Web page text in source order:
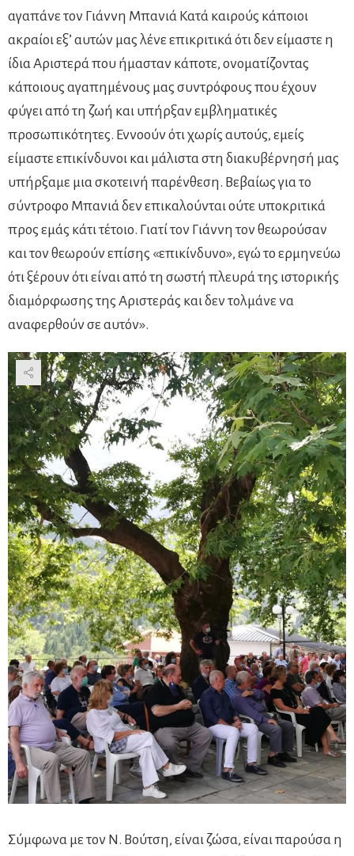
αγαπάνε τον Γιάννη Μπανιά Κατά καιρούς κάποιοι
ακραίοι εξ’ αυτών μας λένε επικριτικά ότι δεν είμαστε η
ίδια Αριστερά που ήμασταν κάποτε, ονοματίζοντας
κάποιους αγαπημένους μας συντρόφους που έχουν
φύγει από τη ζωή και υπήρξαν εμβληματικές
προσωπικότητες. Εννοούν ότι χωρίς αυτούς, εμείς
είμαστε επικίνδυνοι και μάλιστα στη διακυβέρνησή μας
υπήρξαμε μια σκοτεινή παρένθεση. Βεβαίως για το
σύντροφο Μπανιά δεν επικαλούνται ούτε υποκριτικά
προς εμάς κάτι τέτοιο. Γιατί τον Γιάννη τον θεωρούσαν
και τον θεωρούν επίσης «επικίνδυνο», εγώ το ερμηνεύω
ότι ξέρουν ότι είναι από τη σωστή πλευρά της ιστορικής
διαμόρφωσης της Αριστεράς και δεν τολμάνε να
αναφερθούν σε αυτόν».
Σύμφωνα με τον Ν. Βούτση, είναι ζώσα, είναι παρούσα η